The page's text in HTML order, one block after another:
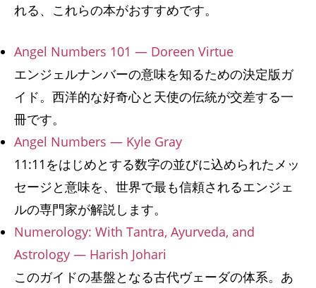
れる、これらの本がおすすめです。
Angel Numbers 101 — Doreen Virtue
エンジェルナンバーの意味を知るための決定版ガ
イド。西洋的な好奇心と天使の伝統が交差する一
冊です。
Angel Numbers — Kyle Gray
11:11をはじめとする数字の並びに込められたメッ
セージと意味を、世界で最も信頼されるエンジェ
ルの専門家が解説します。
Numerology: With Tantra, Ayurveda, and
Astrology — Harish Johari
このガイドの基盤となる古代ヴェーダの体系。あ